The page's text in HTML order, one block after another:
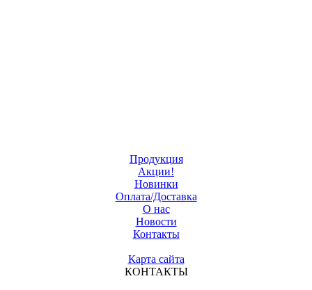
Продукция
Акции!
Новинки
Оплата/Доставка
О нас
Новости
Контакты
Карта сайта
КОНТАКТЫ